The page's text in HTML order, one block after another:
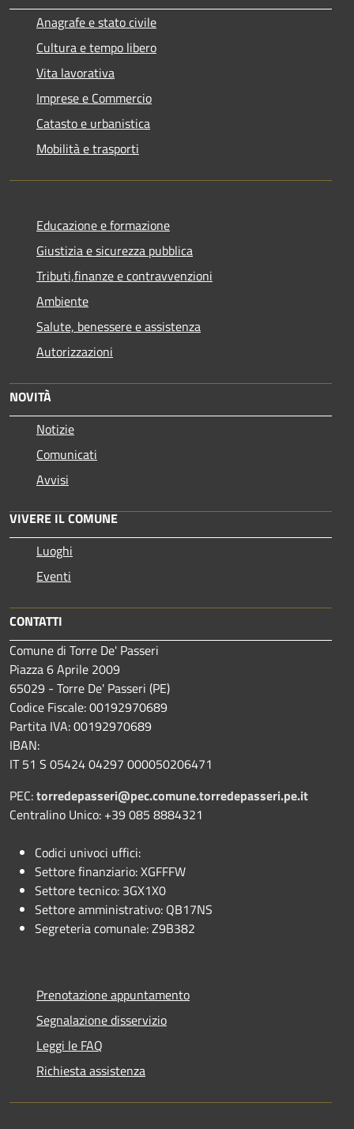
Anagrafe e stato civile
Cultura e tempo libero
Vita lavorativa
Imprese e Commercio
Catasto e urbanistica
Mobilità e trasporti
Educazione e formazione
Giustizia e sicurezza pubblica
Tributi,finanze e contravvenzioni
Ambiente
Salute, benessere e assistenza
Autorizzazioni
NOVITÀ
Notizie
Comunicati
Avvisi
VIVERE IL COMUNE
Luoghi
Eventi
CONTATTI
Comune di Torre De' Passeri
Piazza 6 Aprile 2009
65029 - Torre De' Passeri (PE)
Codice Fiscale: 00192970689
Partita IVA: 00192970689
IBAN:
IT 51 S 05424 04297 000050206471
PEC:torredepasseri@pec.comune.torredepasseri.pe.it
Centralino Unico: +39 085 8884321
Codici univoci uffici:
Settore finanziario: XGFFFW
Settore tecnico: 3GX1X0
Settore amministrativo: QB17NS
Segreteria comunale: Z9B382
Prenotazione appuntamento
Segnalazione disservizio
Leggi le FAQ
Richiesta assistenza